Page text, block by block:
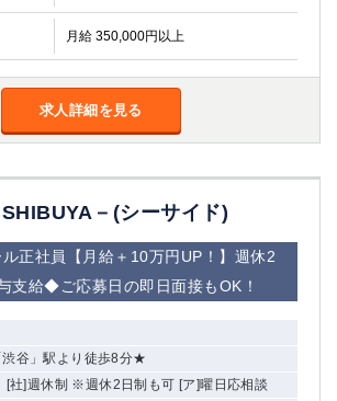
月給 350,000円以上
求人詳細を見る
－(シーサイド)
正社員【月給＋10万円UP！】週休2
支給◆ご応募日の即日面接もOK！
渋谷」駅より徒歩8分★
[社]週休制 ※週休2日制も可 [ア]曜日応相談
下赤塚
三鷹
浅草
久米川
西麻布
溝の口
新横浜